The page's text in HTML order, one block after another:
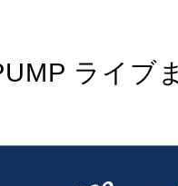
ライブ